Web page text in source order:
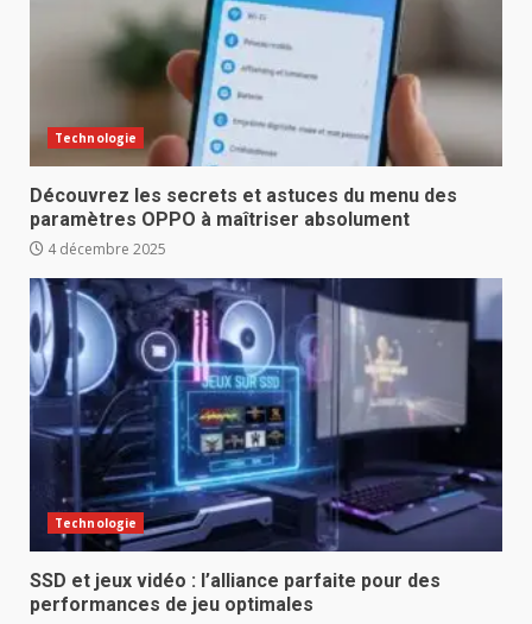
Technologie
Découvrez les secrets et astuces du menu des
paramètres OPPO à maîtriser absolument
4 décembre 2025
Technologie
SSD et jeux vidéo : l’alliance parfaite pour des
performances de jeu optimales